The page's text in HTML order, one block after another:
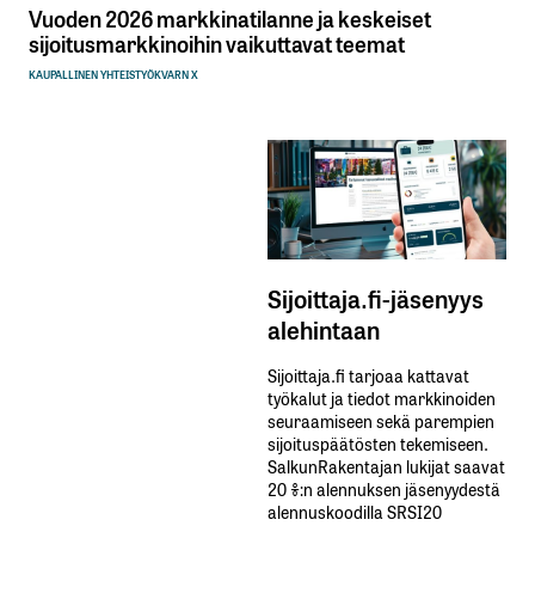
Vuoden 2026 markkinatilanne ja keskeiset
sijoitusmarkkinoihin vaikuttavat teemat
KAUPALLINEN YHTEISTYÖKVARN X
Sijoittaja.fi-jäsenyys
alehintaan
Sijoittaja.fi tarjoaa kattavat
työkalut ja tiedot markkinoiden
seuraamiseen sekä parempien
sijoituspäätösten tekemiseen.
SalkunRakentajan lukijat saavat
20 %:n alennuksen jäsenyydestä
alennuskoodilla SRSI20